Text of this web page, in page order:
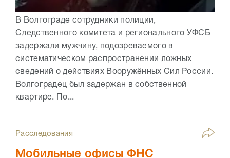
В Волгограде сотрудники полиции,
Следственного комитета и регионального УФСБ
задержали мужчину, подозреваемого в
систематическом распространении ложных
сведений о действиях Вооружённых Сил России.
Волгоградец был задержан в собственной
квартире. По...
Расследования
Мобильные офисы ФНС